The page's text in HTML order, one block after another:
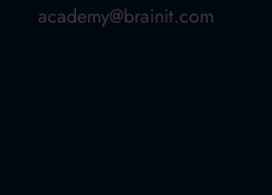
academy@brainit.com